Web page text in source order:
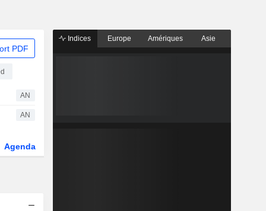
PDF
AN
AN
Agenda
Indices Europe Amériques Asie